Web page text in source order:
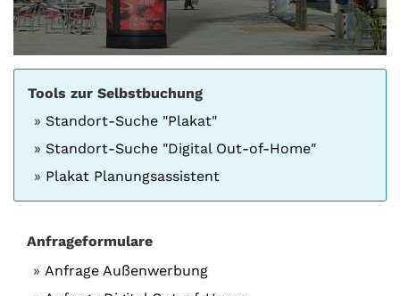
Tools zur Selbstbuchung
Standort-Suche "Plakat"
Standort-Suche "Digital Out-of-Home"
Plakat Planungsassistent
Anfrageformulare
Anfrage Außenwerbung